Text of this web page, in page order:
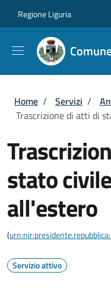
Regione Liguria
Briciole di
Home / Servizi /
Trascrizione di atti di
stato
all'estero
(
Servizio attivo